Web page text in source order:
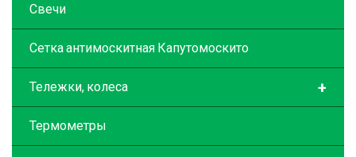
Свечи
Сетка антимоскитная Капутомоскито
+
Тележки, колеса
Термометры